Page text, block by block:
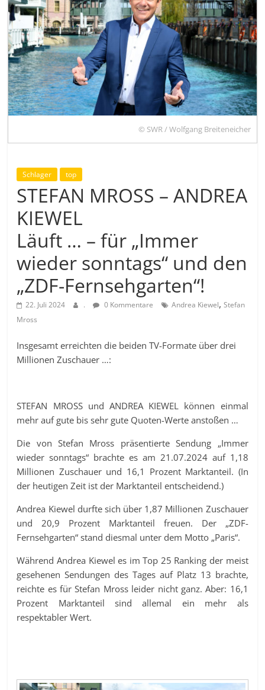
© SWR / Wolfgang Breiteneicher
Schlager top
STEFAN MROSS – ANDREA
KIEWEL
Läuft … – für „Immer
wieder sonntags“ und den
„ZDF-Fernsehgarten“!
22. Juli 2024 . 0 Kommentare Andrea Kiewel,Stefan
Mross
Insgesamt erreichten die beiden TV-Formate über drei
Millionen Zuschauer …:
STEFAN MROSS und ANDREA KIEWEL können einmal
mehr auf gute bis sehr gute Quoten-Werte anstoßen …
Die von Stefan Mross präsentierte Sendung „Immer
wieder sonntags“ brachte es am 21.07.2024 auf 1,18
Millionen Zuschauer und 16,1 Prozent Marktanteil. (In
der heutigen Zeit ist der Marktanteil entscheidend.)
Andrea Kiewel durfte sich über 1,87 Millionen Zuschauer
und 20,9 Prozent Marktanteil freuen. Der „ZDF-
Fernsehgarten“ stand diesmal unter dem Motto „Paris“.
Während Andrea Kiewel es im Top 25 Ranking der meist
gesehenen Sendungen des Tages auf Platz 13 brachte,
reichte es für Stefan Mross leider nicht ganz. Aber: 16,1
Prozent Marktanteil sind allemal ein mehr als
respektabler Wert.